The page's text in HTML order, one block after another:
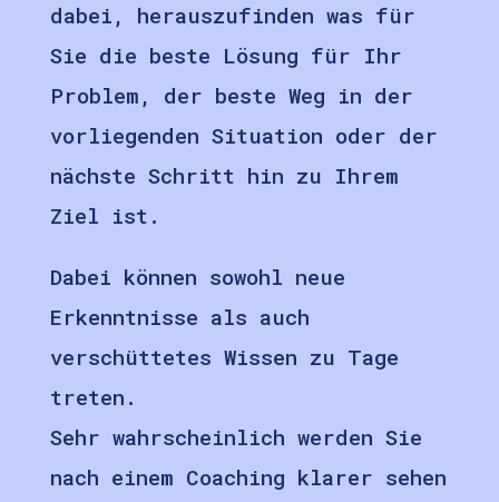
dabei, herauszufinden was für
Sie die beste Lösung für Ihr
Problem, der beste Weg in der
vorliegenden Situation oder der
nächste Schritt hin zu Ihrem
Ziel ist.
Dabei können sowohl neue
Erkenntnisse als auch
verschüttetes Wissen zu Tage
treten.
Sehr wahrscheinlich werden Sie
nach einem Coaching klarer sehen